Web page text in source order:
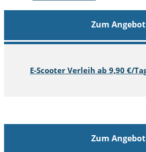
Zum Angebot
E-Scooter Verleih ab 9,90 €/
Zum Angebot